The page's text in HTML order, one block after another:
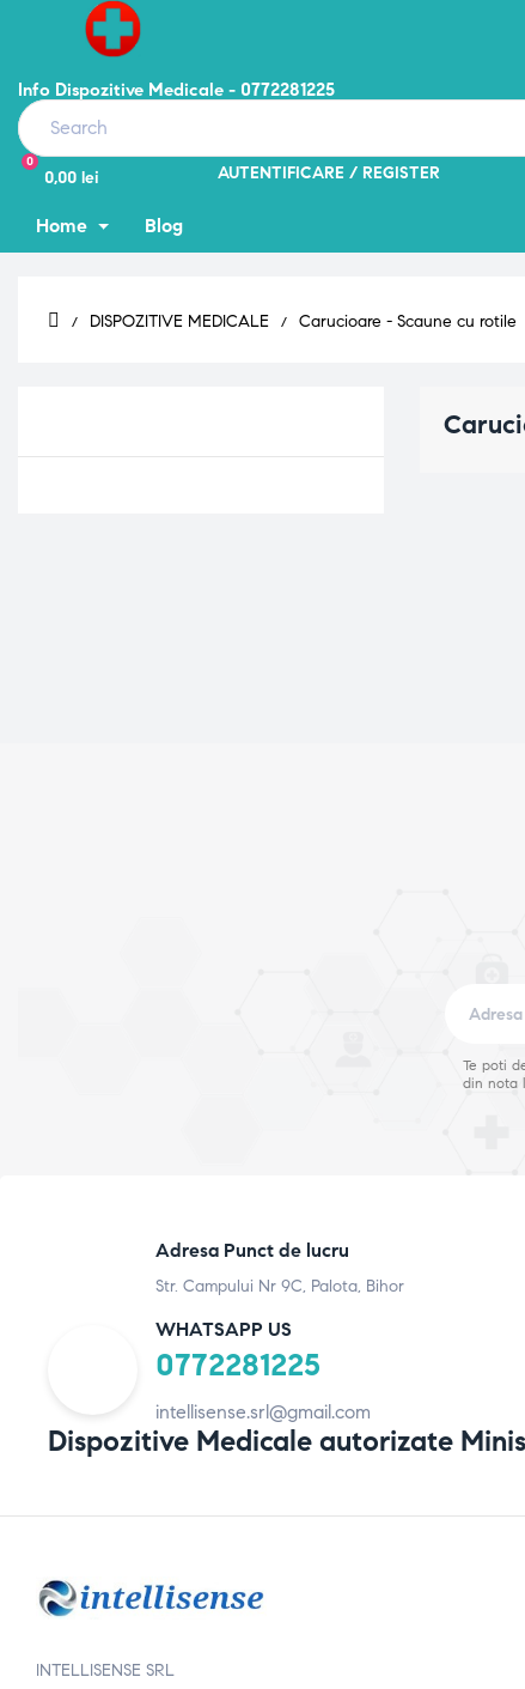
Info Dispozitive Medicale - 0772281225
AUTENTIFICARE REGISTER
0
0,00 lei
Home Blog
DISPOZITIVE MEDICALE Carucioare - Scaune cu rotile
Te poti
din nota
Adresa Punct de lucru
Str. Campului Nr 9C, Palota, Bihor
WHATSAPP US
0772281225
intellisense.srl@gmail.com
Dispozitive Medicale autorizate
INTELLISENSE SRL